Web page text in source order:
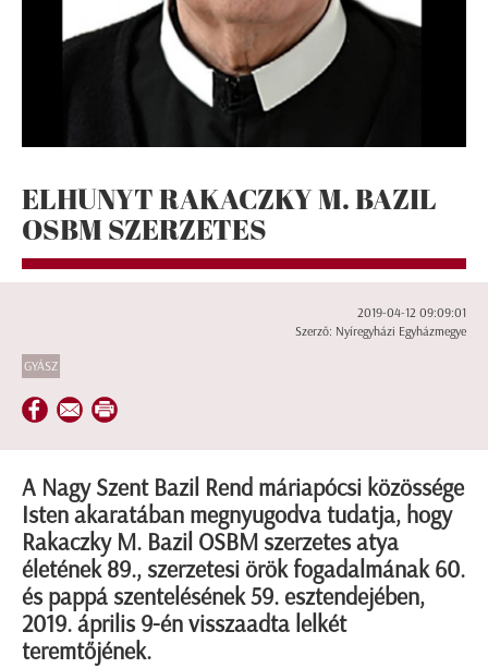
ELHUNYT RAKACZKY M. BAZIL
OSBM SZERZETES
2019-04-12 09:09:01
Szerző: Nyíregyházi Egyházmegye
GYÁSZ
A Nagy Szent Bazil Rend máriapócsi közössége
Isten akaratában megnyugodva tudatja, hogy
Rakaczky M. Bazil OSBM szerzetes atya
életének 89., szerzetesi örök fogadalmának 60.
és pappá szentelésének 59. esztendejében,
2019. április 9-én visszaadta lelkét
teremtőjének.